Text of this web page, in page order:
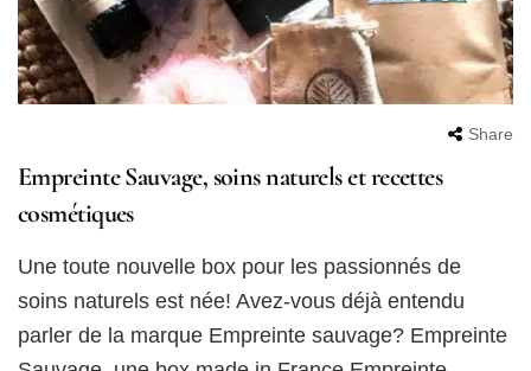
Share
Empreinte Sauvage, soins naturels et recettes
cosmétiques
Une toute nouvelle box pour les passionnés de
soins naturels est née! Avez-vous déjà entendu
parler de la marque Empreinte sauvage? Empreinte